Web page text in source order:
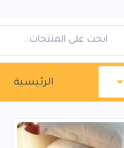
الرئيسية